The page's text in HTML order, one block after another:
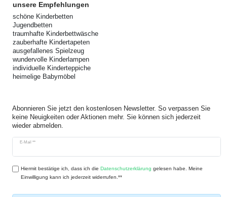
unsere Empfehlungen
schöne Kinderbetten
Jugendbetten
traumhafte Kinderbettwäsche
zauberhafte Kindertapeten
ausgefallenes Spielzeug
wundervolle Kinderlampen
individuelle Kinderteppiche
heimelige Babymöbel
Abonnieren Sie jetzt den kostenlosen Newsletter. So verpassen Sie
keine Neuigkeiten oder Aktionen mehr. Sie können sich jederzeit
wieder abmelden.
E-Mail **
Newsletter
Hiermit bestätige ich, dass ich die Daten­schutz­erklärung gelesen habe. Meine
Einwilligung kann ich jederzeit widerrufen.**